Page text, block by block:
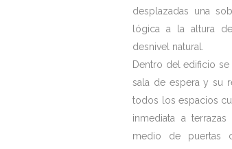
desplazadas una
lógica a la altura
desnivel natural.
Dentro del edificio se
sala de espera y su
todos los espacios
inmediata a
medio de puertas